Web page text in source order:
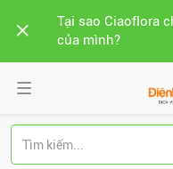
Tại sao Ciaoflora
của mình?